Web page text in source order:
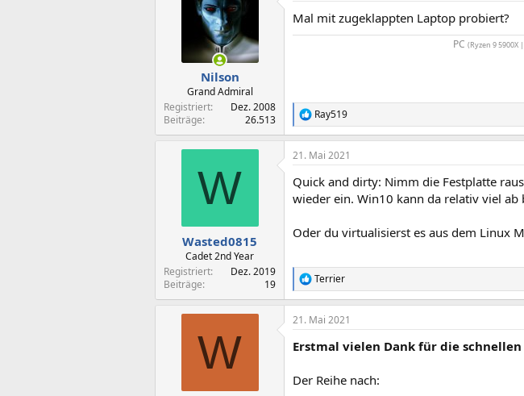
i
o
Nilson
Grand Admiral
Registriert
Dez. 2008
Beiträge
26.513
Mal mit zugeklappten Laptop probiert?
PC (Ryzen 9 5900X
R
e
a
k
i
o
n
Ray519
W
Wasted0815
Cadet 2nd Year
Registriert
Dez. 2019
Beiträge
19
21. Mai 2021
Quick and dirty: Nimm die Festplatte
wieder ein. Win10 kann da relativ viel
Oder du virtualisierst es aus dem Linux
R
e
a
k
i
n
e
Terrier
W
21. Mai 2021
Erstmal vielen Dank für die
Der Reihe nach: